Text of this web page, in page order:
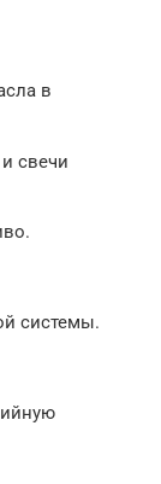
в
свечи
системы.